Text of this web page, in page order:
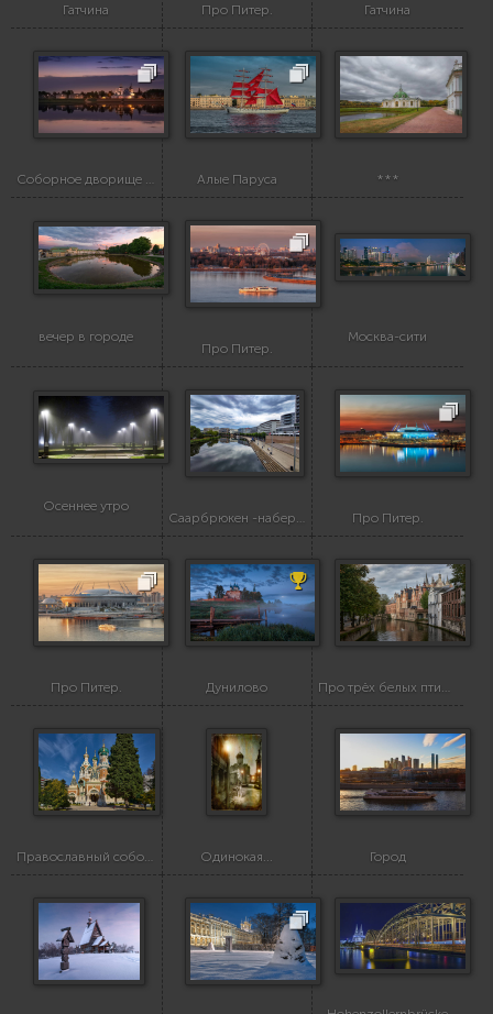
Гатчина Про Питер. Гатчина
Соборное дворище — исторический архитектурный ансамбль в Великом Устюге (Вологодская область), центральный храмовый комплекс города. Расположен на высоком левом берегу реки Сухоны Алые Паруса ***
вечер в городе
Про Питер.
Москва-сити
Осеннее утро
Саарбрюкен -набережная Про Питер.
Про Питер. Дунилово Про трёх белых птиц...
Православный собор Святого Николая в Ницце... Одинокая... Город